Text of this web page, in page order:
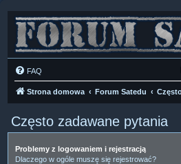
FAQ
Strona domowa Forum Satedu
Często zadawane pytania
Problemy z logowaniem i rejestracją
Dlaczego w ogóle muszę się rejestrować?